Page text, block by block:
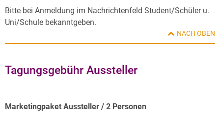
Bitte bei Anmeldung im Nachrichtenfeld Student/Schüler u.
Uni/Schule bekanntgeben.
NACH OBEN
Tagungsgebühr Aussteller
Marketingpaket Aussteller / 2 Personen